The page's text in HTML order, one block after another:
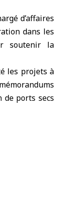
d’affaires
dans les
soutenir la
les projets à
de ports secs